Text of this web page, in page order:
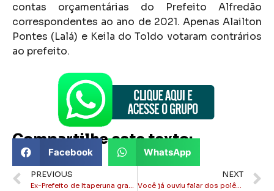
contas orçamentárias do Prefeito Alfredão
correspondentes ao ano de 2021. Apenas Alailton
Pontes (Lalá) e Keila do Toldo votaram contrários
ao prefeito.
Compartilhe este texto:
Facebook WhatsApp
PREVIOUS
Ex-Prefeito de Itaperuna grava vídeo chamando a população para participar da votação das contas do Prefeito Alfredão
NEXT
Você já ouviu falar dos polêmicos RPA’s? Descubra o que é isso.